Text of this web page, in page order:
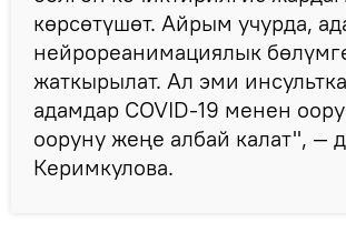
көрсөтүшөт. Айрым учурда,
нейрореанимациялык
жаткырылат. Ал эми
адамдар COVID-19 менен
ооруну жеңе албай калат", —
Керимкулова.